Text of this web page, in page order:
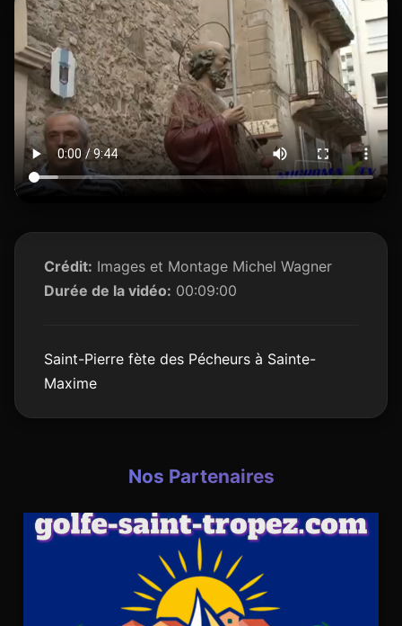
Crédit: Images et Montage Michel Wagner
Durée de la vidéo: 00:09:00
Saint-Pierre fète des Pécheurs à Sainte-
Maxime
Nos Partenaires